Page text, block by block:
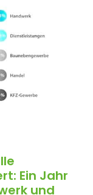
Ein Jahr
und